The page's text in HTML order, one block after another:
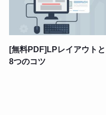
[無料PDF]LPレイアウトと
8つのコツ